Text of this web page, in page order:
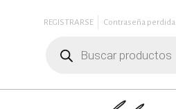
REGISTRARSE Contraseña perdida
productos